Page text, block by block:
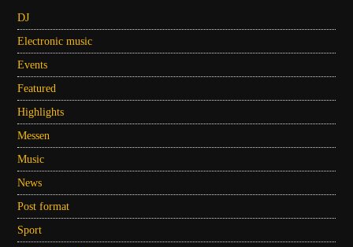
DJ
Electronic music
Events
Featured
Highlights
Messen
Music
News
Post format
Sport